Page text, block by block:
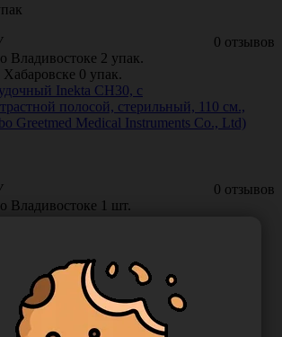
0 отзывов
Владивостоке 2 упак.
0 упак.
Inekta CH30, с
полосой, стерильный, 110 см.,
Greetmed Medical Instruments Co., Ltd)
0 отзывов
Владивостоке 1 шт.
0 шт.